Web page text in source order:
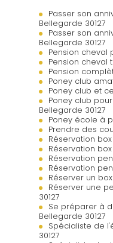
Passer son
Bellegarde 30127
Passer son
Bellegarde 30127
Pension cheval
Pension cheval
Pension
Poney club
Poney club et
Poney club
Bellegarde 30127
Poney école à
Prendre des
Réservation
Réservation
Réservation
Réservation
Réserver un
Réserver une
30127
Se préparer à
Bellegarde 30127
Spécialiste de
30127